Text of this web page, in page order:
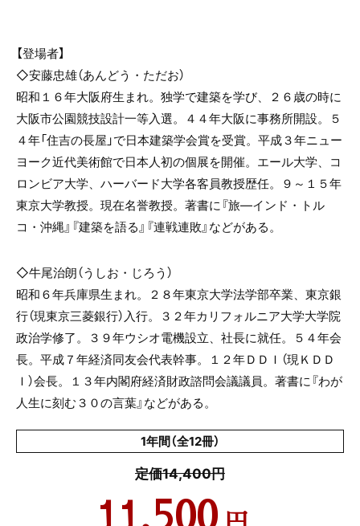
【登場者】
◇安藤忠雄（あんどう・ただお）
昭和１６年大阪府生まれ。独学で建築を学び、２６歳の時に
大阪市公園競技設計一等入選。４４年大阪に事務所開設。５
４年「住吉の長屋」で日本建築学会賞を受賞。平成３年ニュー
ヨーク近代美術館で日本人初の個展を開催。エール大学、コ
ロンビア大学、ハーバード大学各客員教授歴任。９～１５年
東京大学教授。現在名誉教授。著書に『旅―インド・トル
コ・沖縄』『建築を語る』『連戦連敗』などがある。
◇牛尾治朗（うしお・じろう）
昭和６年兵庫県生まれ。２８年東京大学法学部卒業、東京銀
行（現東京三菱銀行）入行。３２年カリフォルニア大学大学院
政治学修了。３９年ウシオ電機設立、社長に就任。５４年会
長。平成７年経済同友会代表幹事。１２年ＤＤＩ（現ＫＤＤ
Ｉ）会長。１３年内閣府経済財政諮問会議議員。著書に『わが
人生に刻む３０の言葉』などがある。
1年間（全12冊）
定価14,400円
11,500